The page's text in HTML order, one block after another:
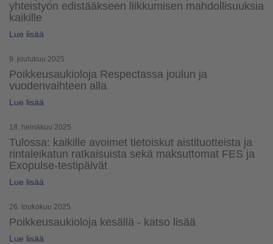
yhteistyön edistääkseen liikkumisen mahdollisuuksia
kaikille
Lue lisää
9. joulukuu 2025
Poikkeusaukioloja Respectassa joulun ja
vuodenvaihteen alla
Lue lisää
18. heinäkuu 2025
Tulossa: kaikille avoimet tietoiskut aistituotteista ja
rintaleikatun ratkaisuista sekä maksuttomat FES ja
Exopulse-testipäivät
Lue lisää
26. toukokuu 2025
Poikkeusaukioloja kesällä - katso lisää
Lue lisää